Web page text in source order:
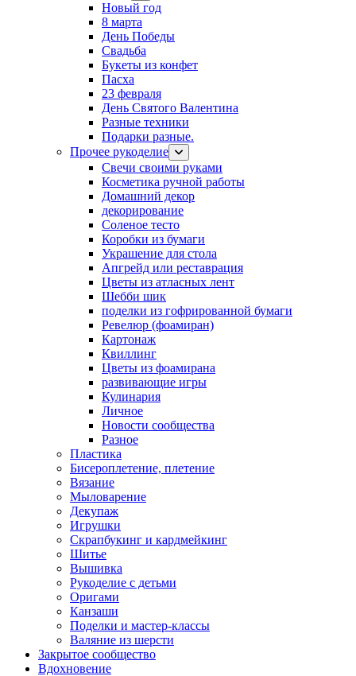
Новый год
8 марта
День Победы
Свадьба
Букеты из конфет
Пасха
23 февраля
День Святого Валентина
Разные техники
Подарки разные.
Прочее рукоделие
Свечи своими руками
Косметика ручной работы
Домашний декор
декорирование
Соленое тесто
Коробки из бумаги
Украшение для стола
Апгрейд или реставрация
Цветы из атласных лент
Шебби шик
поделки из гофрированной бумаги
Ревелюр (фоамиран)
Картонаж
Квиллинг
Цветы из фоамирана
развивающие игры
Кулинария
Личное
Новости сообщества
Разное
Пластика
Бисероплетение, плетение
Вязание
Мыловарение
Декупаж
Игрушки
Скрапбукинг и кардмейкинг
Шитье
Вышивка
Рукоделие с детьми
Оригами
Канзаши
Поделки и мастер-классы
Валяние из шерсти
Закрытое сообщество
Вдохновение